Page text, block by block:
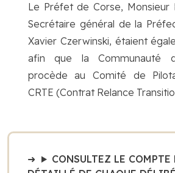
Le Préfet de Corse, Monsieur
Secrétaire général de la
Xavier Czerwinski, étaient
afin que la Communauté
procède au Comité de
CRTE (Contrat Relance
CONSULTEZ LE COMPTE